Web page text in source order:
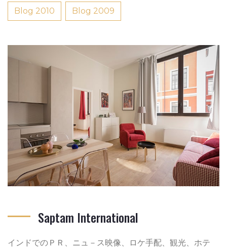
Blog 2010 Blog 2009
Saptam International
インドでのＰＲ、ニュ－ス映像、ロケ手配、観光、ホテ